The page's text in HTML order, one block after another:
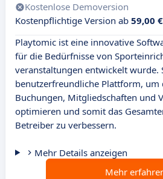
Kostenlose Demoversion
Kostenpflichtige Version ab 59,00
Playtomic ist eine innovative
für die Bedürfnisse von
veranstaltungen entwickelt wurde.
benutzerfreundliche Plattform, um
Buchungen, Mitgliedschaften und
optimieren und somit das
Betreiber zu verbessern.
Mehr Details anzeigen
Mehr